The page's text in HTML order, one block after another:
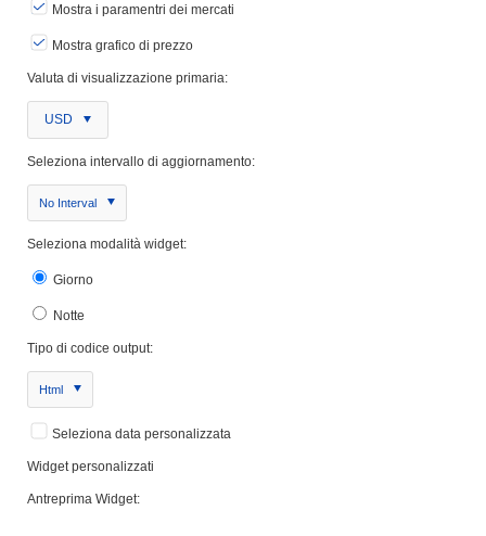
Mostra i paramentri dei mercati
Mostra grafico di prezzo
Valuta di visualizzazione primaria:
USD
Seleziona intervallo di aggiornamento:
No Interval
Seleziona modalità widget:
Giorno
Notte
Tipo di codice output:
Html
Seleziona data personalizzata
Widget personalizzati
Antreprima Widget: